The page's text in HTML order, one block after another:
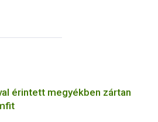
érintett megyékben zártan